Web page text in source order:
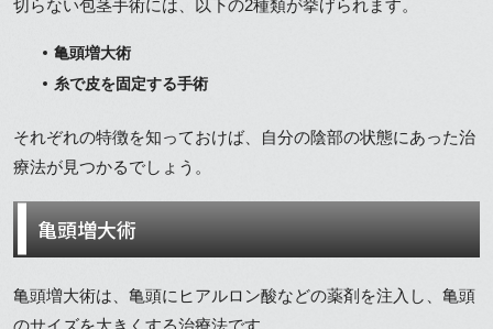
切らない包茎手術には、以下の2種類が挙げられます。
亀頭増大術
糸で皮を固定する手術
それぞれの特徴を知っておけば、自分の陰部の状態にあった治
療法が見つかるでしょう。
亀頭増大術
亀頭増大術は、亀頭にヒアルロン酸などの薬剤を注入し、亀頭